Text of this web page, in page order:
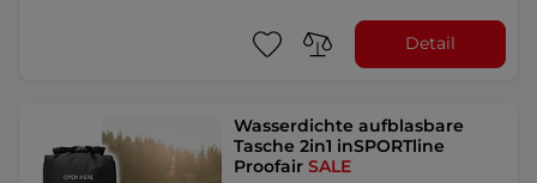
Detail
Wasserdichte aufblasbare
Tasche 2in1 inSPORTline
ProofairSALE